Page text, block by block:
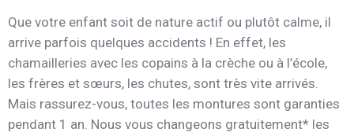
Que votre enfant soit de nature actif ou plutôt calme, il
arrive parfois quelques accidents ! En effet, les
chamailleries avec les copains à la crèche ou à l’école,
les frères et sœurs, les chutes, sont très vite arrivés.
Mais rassurez-vous, toutes les montures sont garanties
pendant 1 an. Nous vous changeons gratuitement* les